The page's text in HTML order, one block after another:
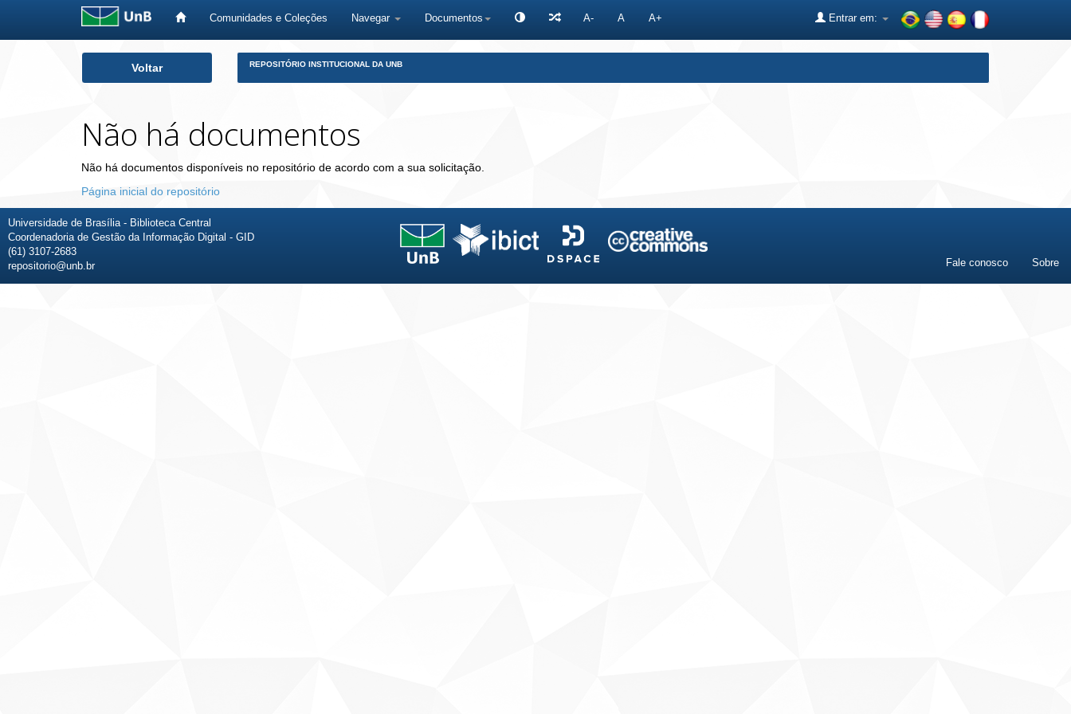
Comunidades e Coleções Navegar Documentos A- A A+ Entrar em:
Voltar REPOSITÓRIO INSTITUCIONAL DA UNB
Não há documentos
Não há documentos disponíveis no repositório de acordo com a sua solicitação.
Página inicial do repositório
Universidade de Brasília - Biblioteca Central
Coordenadoria de Gestão da Informação Digital - GID
(61) 3107-2683
repositorio@unb.br
Fale conosco Sobre